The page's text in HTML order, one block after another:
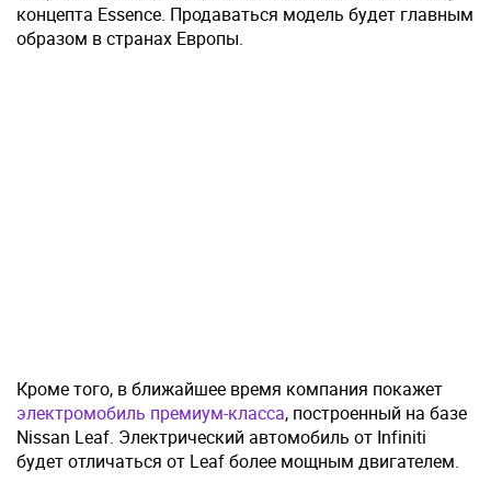
концепта Essence. Продаваться модель будет главным
образом в странах Европы.
Кроме того, в ближайшее время компания покажет
электромобиль премиум-класса, построенный на базе
Nissan Leaf. Электрический автомобиль от Infiniti
будет отличаться от Leaf более мощным двигателем.